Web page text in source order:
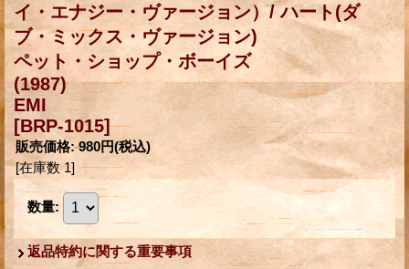
イ・エナジー・ヴァージョン）/ ハート(ダ
ブ・ミックス・ヴァージョン)
ペット・ショップ・ボーイズ
(1987)
EMI
[BRP-1015]
販売価格: 980円(税込)
[在庫数 1]
数量:
返品特約に関する重要事項